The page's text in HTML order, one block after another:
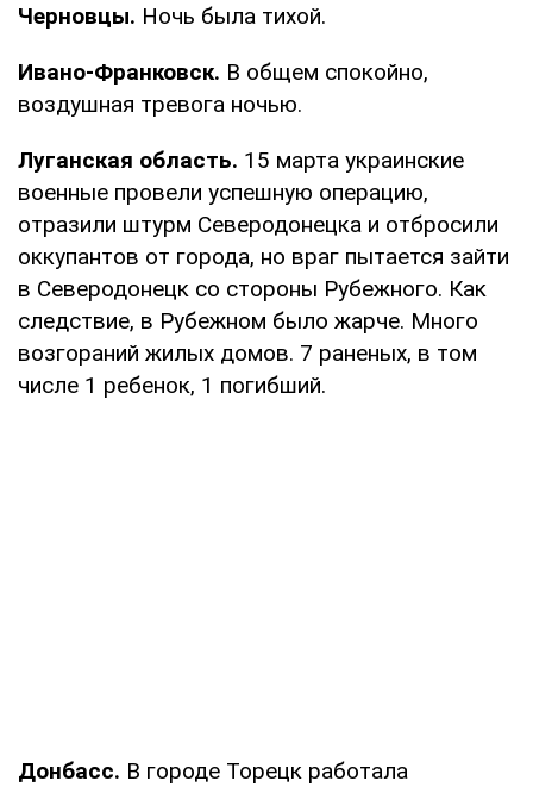
Черновцы. Ночь была тихой.
Ивано-Франковск. В общем спокойно,
воздушная тревога ночью.
Луганская область. 15 марта украинские
военные провели успешную операцию,
отразили штурм Северодонецка и отбросили
оккупантов от города, но враг пытается зайти
в Северодонецк со стороны Рубежного. Как
следствие, в Рубежном было жарче. Много
возгораний жилых домов. 7 раненых, в том
числе 1 ребенок, 1 погибший.
Донбасс. В городе Торецк работала